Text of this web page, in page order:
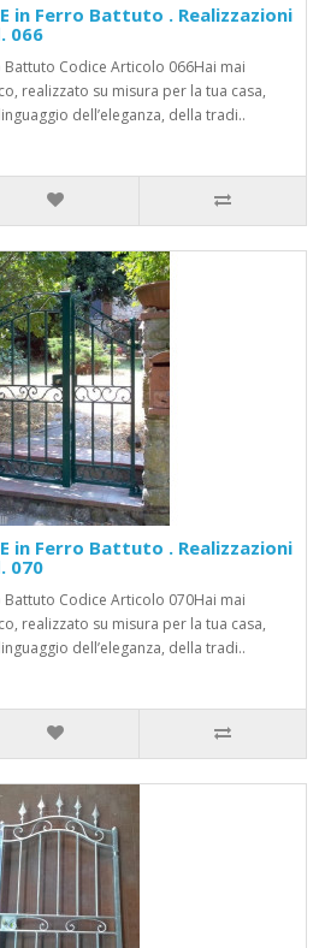
in Ferro Battuto . Realizzazioni
066
Codice Articolo 066Hai mai
realizzato su misura per la tua casa,
dell’eleganza, della tradi..
in Ferro Battuto . Realizzazioni
070
Codice Articolo 070Hai mai
realizzato su misura per la tua casa,
dell’eleganza, della tradi..